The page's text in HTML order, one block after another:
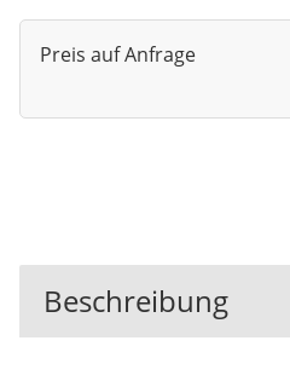
Preis auf Anfrage
Beschreibung